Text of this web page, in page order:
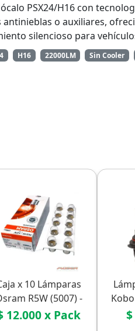
PSX24/H16 con
antinieblas o auxiliares,
silencioso para
H16 22000LM Sin Cooler
x 10 Lámparas
R5W (5007) -
Pack Mayorista
12.000 x Pack